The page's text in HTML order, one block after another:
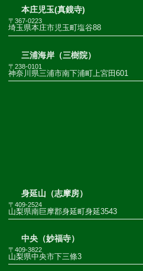
本庄児玉(真鏡寺)
〒367-0223
埼玉県本庄市児玉町塩谷88
三浦海岸（三樹院）
〒238-0101
神奈川県三浦市南下浦町上宮田601
身延山（志摩房）
〒409-2524
山梨県南巨摩郡身延町身延3543
中央（妙福寺）
〒409-3822
山梨県中央市下三條3